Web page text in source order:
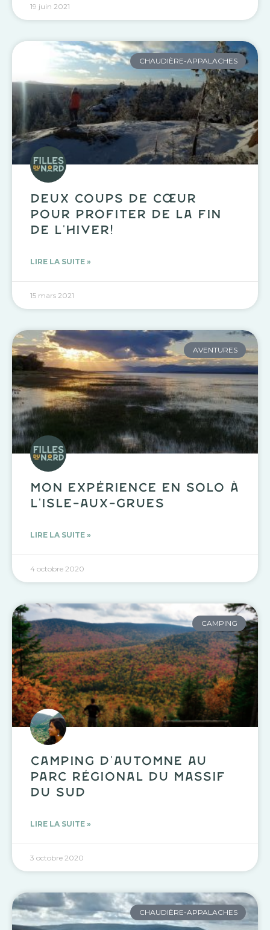
19 juin 2021
CHAUDIÈRE-APPALACHES
Deux coups de cœur
pour profiter de la fin
de l’hiver!
LIRE LA SUITE »
15 mars 2021
AVENTURES
Mon expérience en solo à
l’Isle-aux-Grues
LIRE LA SUITE »
4 octobre 2020
CAMPING
Camping d’automne au
Parc Régional du Massif
du Sud
LIRE LA SUITE »
3 octobre 2020
CHAUDIÈRE-APPALACHES